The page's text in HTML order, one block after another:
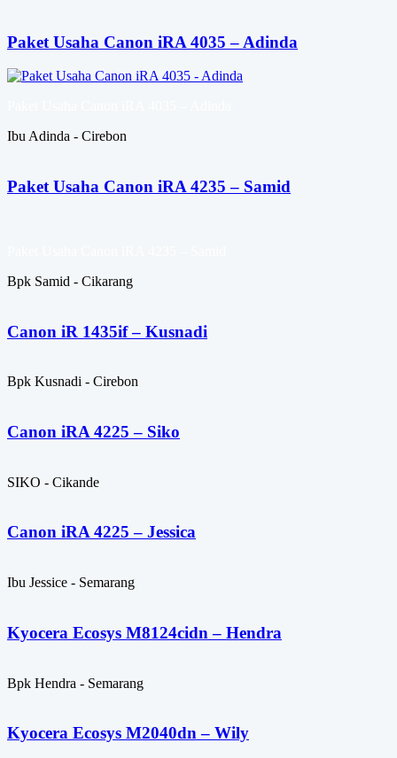
Paket Usaha Canon iRA 4035 – Adinda
Ibu Adinda - Cirebon
Paket Usaha Canon iRA 4235 – Samid
Bpk Samid - Cikarang
Canon iR 1435if – Kusnadi
Bpk Kusnadi - Cirebon
Canon iRA 4225 – Siko
SIKO - Cikande
Canon iRA 4225 – Jessica
Ibu Jessice - Semarang
Kyocera Ecosys M8124cidn – Hendra
Bpk Hendra - Semarang
Kyocera Ecosys M2040dn – Wily